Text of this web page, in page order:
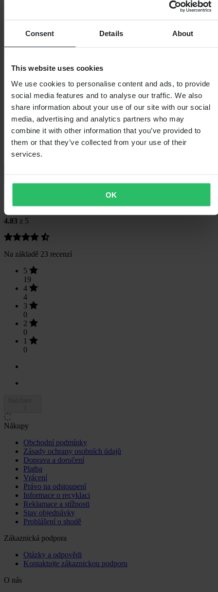
Consent Details About
This website uses cookies
We use cookies to personalise content and ads, to provide
social media features and to analyse our traffic. We also
share information about your use of our site with our social
media, advertising and analytics partners who may
combine it with other information that you’ve provided to
them or that they’ve collected from your use of their
services.
OK
prodlužuje jeho životnost!
- Ochrana proti korozi
podmínek
Specifikace
Hmotnost balení
Délka balení 70
Výška balení205
Šířka balení
Recenze zákazníků (23)
4.83 z 5
Na základě 23 recenzí
5
19
4
4
3
0
2
0
1
0
Nákupy
Obchodní podmínky
Zásady ochrany osobních údajů
Doprava a doručení
Platba
Vrácení
Právo na odstoupení
Informace o recyklaci
Reklamace a stížnosti
Stav objednávky
Prohlášení o shodě
Zákaznická podpora
Otázky a odpovědi
Kontaktujte zákaznickou podporu
O nás